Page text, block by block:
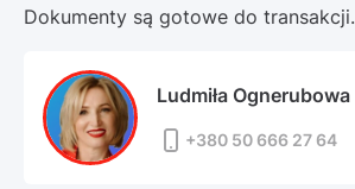
Dokumenty są gotowe do transakcji.
Ludmiła Ognerubowa
+380 50 666 27 64